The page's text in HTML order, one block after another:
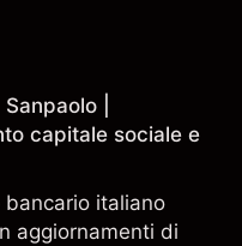
|
capitale sociale e
bancario italiano
aggiornamenti di